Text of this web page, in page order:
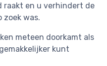
raakt en u verhindert de
zoek was.
meteen doorkamt als
kunt